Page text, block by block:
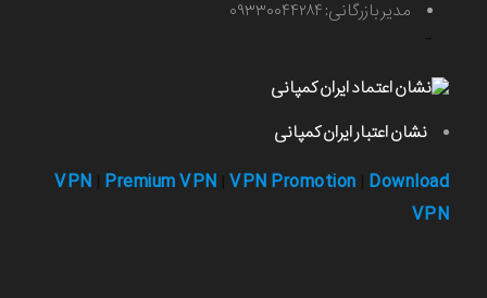
مدیر بازرگانی: ۰۹۳۳۰۰۴۴۲۸۴
نشان اعتبار ایران کمپانی
VPN Premium VPN VPN Promotion Download
VPN